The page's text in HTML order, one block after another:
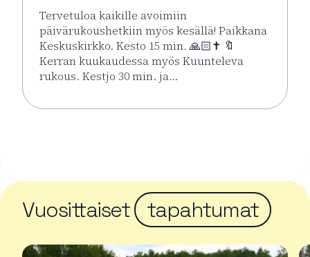
Tervetuloa kaikille avoimiin
päivärukoushetkiin myös kesällä! Paikkana
Keskuskirkko. Kesto 15 min. 🙏🏻✝️ 🔖
Kerran kuukaudessa myös Kuunteleva
rukous. Kestjo 30 min. ja…
Lue lisää tapahtumasta Kesän rukoushetket
Vuosittaiset tapahtumat